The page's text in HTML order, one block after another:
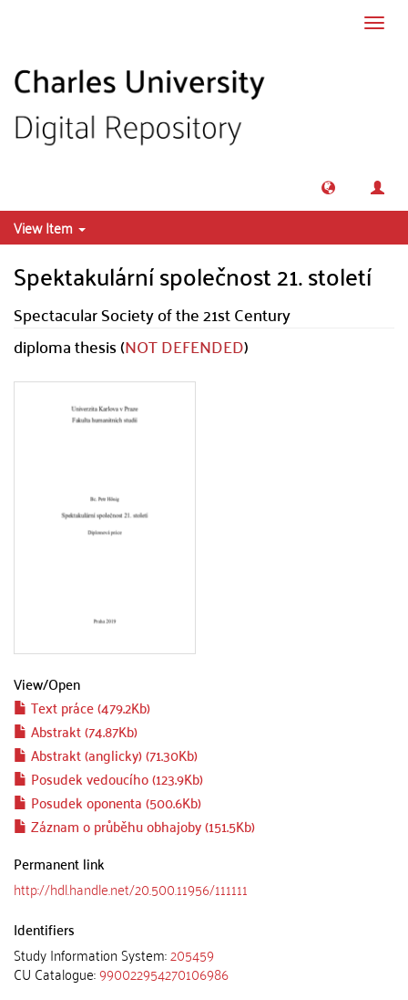
View Item
Spektakulární společnost 21. století
Spectacular Society of the 21st Century
diploma thesis (NOT DEFENDED)
View/Open
Text práce (479.2Kb)
Abstrakt (74.87Kb)
Abstrakt (anglicky) (71.30Kb)
Posudek vedoucího (123.9Kb)
Posudek oponenta (500.6Kb)
Záznam o průběhu obhajoby (151.5Kb)
Permanent link
http://hdl.handle.net/20.500.11956/111111
Identifiers
Study Information System:205459
CU Catalogue:990022954270106986